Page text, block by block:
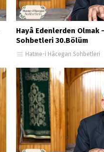
Hayâ Edenlerden Olmak
Sohbetleri 30.Bölüm
Hatme-i Hâcegan Sohbetleri